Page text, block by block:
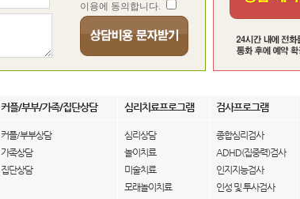
이용에 동의합니다.
커플/부부/가족/집단상담 심리치료프로그램 검사프로그램
커플/부부상담
가족상담
집단상담
심리상담
놀이치료
미술치료
모래놀이치료
종합심리검사
ADHD(집중력)검사
인지지능검사
인성 및 투사검사